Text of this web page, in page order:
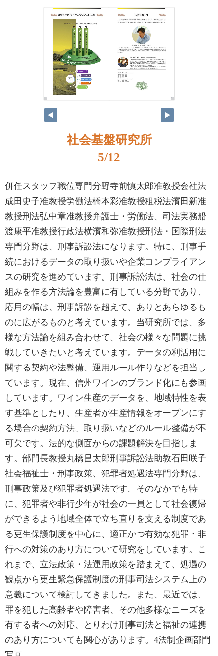
社会基盤研究所
5/12
併任スタッフ職位専門分野寺前慎太郎准教授会社法
成田史子准教授労働法橋本彩准教授租税法濱田新准
教授刑法弘中章准教授弁護士・労働法、司法実務船
渡康平准教授行政法横濱和弥准教授刑法・国際刑法
専門分野は、刑事訴訟法になります。特に、刑事手
続におけるデータの取り扱いや企業コンプライアン
スの研究を進めています。刑事訴訟法は、社会の仕
組みを作る方法論を豊富に有している分野であり、
応用の幅は、刑事訴訟を超えて、ありとあらゆるも
のに広がるものと考えています。当研究所では、多
様な方法論を組み合わせて、社会の様々な問題に挑
戦していきたいと考えています。データの利活用に
関する契約や法整備、運用ルール作りなどを担当し
ています。現在、信州ワインのブランド化にも参画
しています。ワイン生産のデータを、地域特性を表
す基準としたり、生産者が生産情報をオープンにす
る場合の契約方法、取り扱いなどのルール整備が不
可欠です。法的な側面からの課題解決を目指しま
す。部門長教授丸橋昌太郎刑事訴訟法助教石田咲子
社会福祉士・刑事政策、犯罪者処遇法専門分野は、
刑事政策及び犯罪者処遇法です。そのなかでも特
に、犯罪者や非行少年が社会の一員として社会復帰
ができるよう地域全体で立ち直りを支える制度であ
る更生保護制度を中心に、適正かつ有効な犯罪・非
行への対策のあり方について研究をしています。こ
れまで、立法政策・法運用政策を踏まえて、処遇の
観点から更生緊急保護制度の刑事司法システム上の
意義について検討してきました。また、最近では、
罪を犯した高齢者や障害者、その他多様なニーズを
有する者への対応、とりわけ刑事司法と福祉の連携
のあり方についても関心があります。4法制企画部門